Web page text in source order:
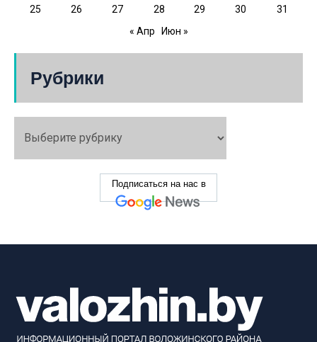
25 26 27 28 29 30
31
« Апр
Июн »
Рубрики
Подписаться на нас в